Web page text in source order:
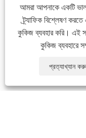
আমরা আপনাকে একটি ভাল
ট্র্যাফিক বিশ্লেষণ
কুকিজ ব্যবহার করি। এই
কুকিজ ব্যবহারে
প্রত্যাখ্যান